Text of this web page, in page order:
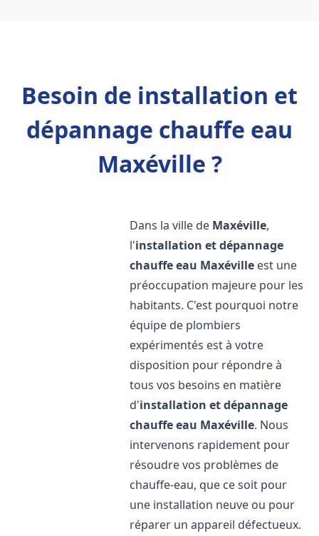
Besoin de installation et
dépannage chauffe eau
Maxéville ?
Dans la ville de Maxéville,
l'installation et dépannage
chauffe eau Maxéville est une
préoccupation majeure pour les
habitants. C'est pourquoi notre
équipe de plombiers
expérimentés est à votre
disposition pour répondre à
tous vos besoins en matière
d'installation et dépannage
chauffe eau Maxéville. Nous
intervenons rapidement pour
résoudre vos problèmes de
chauffe-eau, que ce soit pour
une installation neuve ou pour
réparer un appareil défectueux.